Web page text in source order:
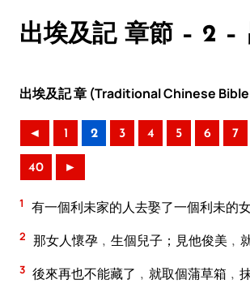
出埃及記 章節 – 2 –
出埃及記 章 (Traditional Chinese
◄ 1 2 3 4 5 6 7
40 ►
1 有一個利未家的人去娶了一個利未的女
2 那女人懷孕﹐生個兒子；見他俊美﹐
3 後來再也不能藏了﹐就取個蒲草箱﹐